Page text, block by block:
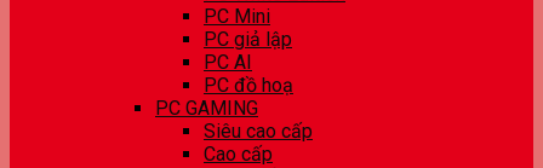
PC Mini
PC giả lập
PC AI
PC đồ hoạ
PC GAMING
Siêu cao cấp
Cao cấp